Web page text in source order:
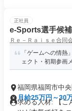
正社員
e-Sports選手候
Ｒｅ－Ｒａｉｓｅ合同
「ゲームへの情熱
ェクト・初期参画
福岡県福岡市中
月給25万円～30
求める人材: 【こ